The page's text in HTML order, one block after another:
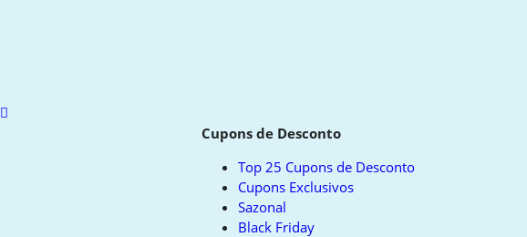
Scroll
Cupons de Desconto
Top 25 Cupons de Desconto
Cupons Exclusivos
Sazonal
Black Friday